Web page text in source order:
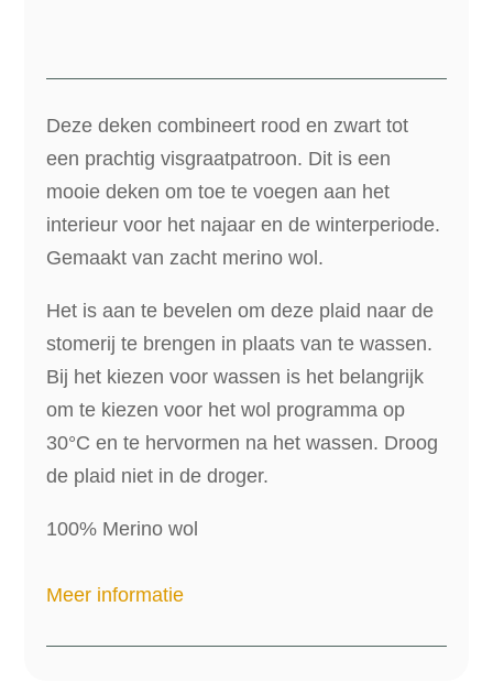
Deze deken combineert rood en zwart tot
een prachtig visgraatpatroon. Dit is een
mooie deken om toe te voegen aan het
interieur voor het najaar en de winterperiode.
Gemaakt van zacht merino wol.
Het is aan te bevelen om deze plaid naar de
stomerij te brengen in plaats van te wassen.
Bij het kiezen voor wassen is het belangrijk
om te kiezen voor het wol programma op
30°C en te hervormen na het wassen. Droog
de plaid niet in de droger.
100% Merino wol
Meer informatie